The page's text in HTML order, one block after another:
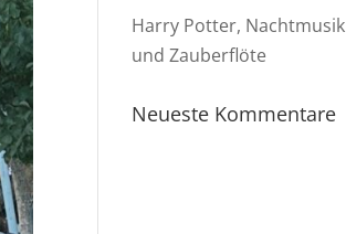
Harry Potter, Nachtmusik
und Zauberflöte
Neueste Kommentare